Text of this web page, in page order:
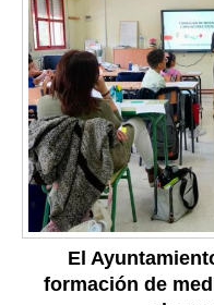
El
formación de